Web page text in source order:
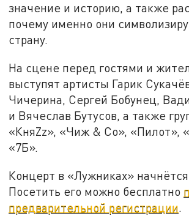
значение и историю, а также
почему именно они
страну.
На сцене перед гостями и
выступят артисты Гарик
Чичерина, Сергей Бобунец,
и Вячеслав Бутусов, а также
«КняZz», «Чиж & Co», «Пилот»,
«7Б».
Концерт в «Лужниках» начнётся
Посетить его можно бесплатно
предварительной регистрации.